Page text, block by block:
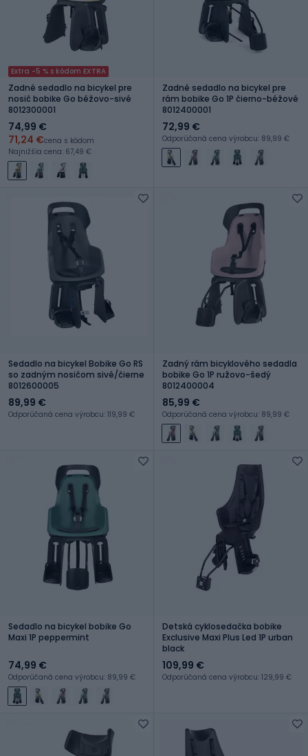
Extra -5 % s kódom EXTRA
Zadné sedadlo na bicykel pre
nosič bobike Go béžovo-sivé
8012300001
74,99 €
71,24 €cena s kódom
Najnižšia cena: 67,49 €
Zadné sedadlo na bicykel pre
rám bobike Go 1P čierno-béžové
8012400001
72,99 €
Odporúčaná cena výrobcu: 89,99 €
Sedadlo na bicykel Bobike Go RS
so zadným nosičom sivé/čierne
8012600005
89,99 €
Odporúčaná cena výrobcu: 119,99 €
Zadný rám bicyklového sedadla
bobike Go 1P ružovo-šedý
8012400004
85,99 €
Odporúčaná cena výrobcu: 89,99 €
Sedadlo na bicykel bobike Go
Maxi 1P peppermint
74,99 €
Odporúčaná cena výrobcu: 89,99 €
Detská cyklosedačka bobike
Exclusive Maxi Plus Led 1P urban
black
109,99 €
Odporúčaná cena výrobcu: 129,99 €